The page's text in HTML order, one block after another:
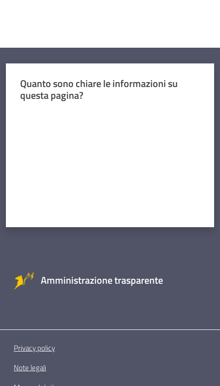
Quanto sono chiare le informazioni su
questa pagina?
Amministrazione trasparente
Privacy policy
Note legali